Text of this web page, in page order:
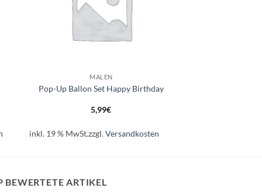
MALEN
Pop-Up Ballon Set Happy Birthday
5,99€
inkl. 19 % MwSt.zzgl.Versandkosten
BEWERTETE ARTIKEL